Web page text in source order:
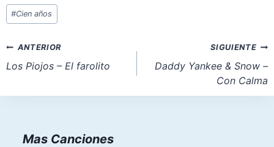
Etiquetas
de
entrada:
#Cien años
Navegación
de
ANTERIOR
Los Piojos – El farolito
SIGUIENTE
Daddy Yankee & Snow –
Con Calma
Mas Canciones